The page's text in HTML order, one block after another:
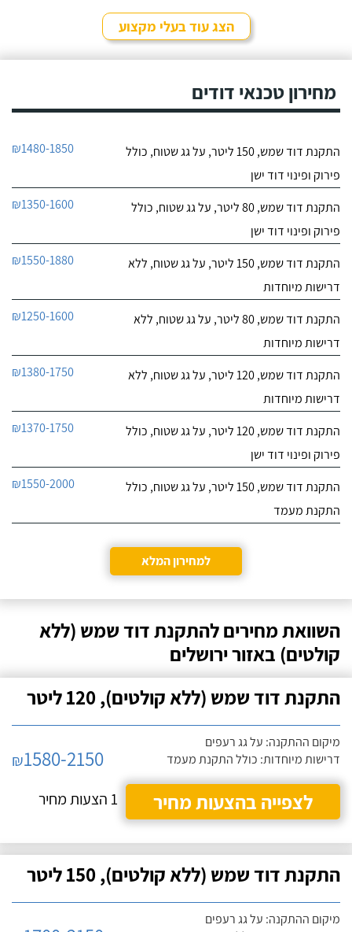
הלב! פניתי אליהם לצורך
החלפת דוד שמש ללא
התרשמתי ממנו לטובה.
חייג עכשיו
הצג עוד בעלי מקצוע
מחירון טכנאי דודים
התקנת דוד שמש, 150 ליטר, על גג שטוח, כולל
פירוק ופינוי דוד ישן
₪1480-1850
התקנת דוד שמש, 80 ליטר, על גג שטוח, כולל
פירוק ופינוי דוד ישן
₪1350-1600
התקנת דוד שמש, 150 ליטר, על גג שטוח, ללא
דרישות מיוחדות
₪1550-1880
התקנת דוד שמש, 80 ליטר, על גג שטוח, ללא
דרישות מיוחדות
₪1250-1600
התקנת דוד שמש, 120 ליטר, על גג שטוח, ללא
דרישות מיוחדות
₪1380-1750
התקנת דוד שמש, 120 ליטר, על גג שטוח, כולל
פירוק ופינוי דוד ישן
₪1370-1750
התקנת דוד שמש, 150 ליטר, על גג שטוח, כולל
התקנת מעמד
₪1550-2000
למחירון המלא
השוואת מחירים להתקנת דוד שמש (ללא
קולטים) באזור ירושלים
התקנת דוד שמש (ללא קולטים), 120 ליטר
מיקום ההתקנה: על גג רעפים
דרישות מיוחדות: כולל התקנת מעמד
₪1580-2150
לצפייה בהצעות מחיר
1 הצעות מחיר
התקנת דוד שמש (ללא קולטים), 150 ליטר
מיקום ההתקנה: על גג רעפים